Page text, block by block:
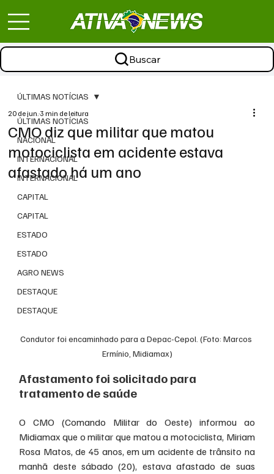
Buscar
ÚLTIMAS NOTÍCIAS
NACIONAL
INTERNACIONAL
INTERNACIONAL
CAPITAL
CAPITAL
ESTADO
ESTADO
AGRO NEWS
DESTAQUE
DESTAQUE
ÚLTIMAS NOTÍCIAS
CMO diz que militar que matou
motociclista em acidente estava
afastado há um ano
20 de jun.3 min de leitura
Condutor foi encaminhado para a Depac-Cepol. (Foto: Marcos
Ermínio, Midiamax)
Afastamento foi solicitado para
tratamento de saúde
O CMO (Comando Militar do Oeste) informou ao
Midiamax que o militar que matou a motociclista, Miriam
Rosa Matos, de 45 anos, em um acidente de trânsito na
manhã deste sábado (20), estava afastado de suas